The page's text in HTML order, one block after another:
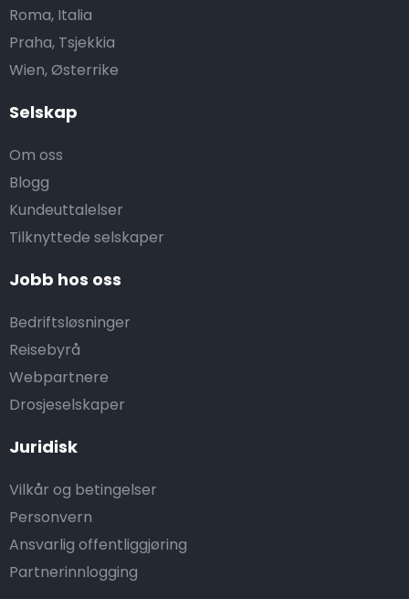
Selskap
Om oss
Blogg
Kundeuttalelser
Tilknyttede selskaper
Jobb hos oss
Bedriftsløsninger
Reisebyrå
Webpartnere
Drosjeselskaper
Juridisk
Vilkår og betingelser
Personvern
Ansvarlig offentliggjøring
Partnerinnlogging
Roma, Italia
Praha, Tsjekkia
Wien, Østerrike